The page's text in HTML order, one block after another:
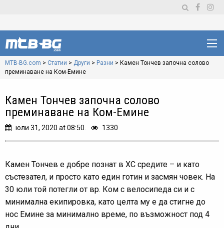
MTB-BG.com > Статии > Други > Разни > Камен Тончев започна солово
преминаване на Ком-Емине
Камен Тончев започна солово
преминаване на Ком-Емине
юли 31, 2020 at 08:50. 1330
Камен Тончев е добре познат в ХС средите – и като
състезател, и просто като един готин и засмян човек. На
30 юли той потегли от вр. Ком с велосипеда си и с
минимална екипировка, като целта му е да стигне до
нос Емине за минимално време, по възможност под 4